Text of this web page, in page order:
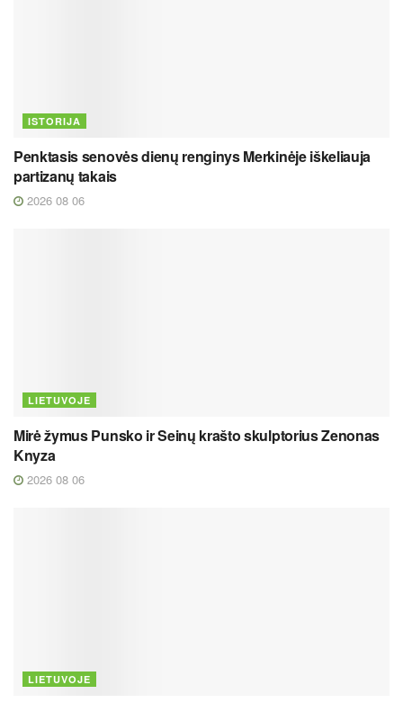
ISTORIJA
Penktasis senovės dienų renginys Merkinėje iškeliauja
partizanų takais
2026 08 06
LIETUVOJE
Mirė žymus Punsko ir Seinų krašto skulptorius Zenonas
Knyza
2026 08 06
LIETUVOJE